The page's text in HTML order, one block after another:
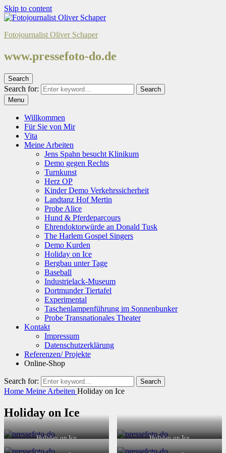
Skip to content
Fotojournalist Oliver Schaper
www.pressefoto-do.de
Search
Search for:
Search
Menu
Willkommen
Für Sie von Mir
Vita
Meine Arbeiten
Jens Spahn besucht Klinikum
Demo gegen Rechts
Turnkunst
Herz OP
Kinder Demo Verkehrssicherheit
Landtanz Hof Mertin
Probe Alice
Hund & Pferdeparcours
Ehrendoktorwürde an Donald Tusk
The Harlem Gospel Singers
Demo Kurden
Holiday on Ice
Bergbau unter Tage
Baseball
Industrielack-Museum
Dortmunder Tiertafel
Experimental
Taschenlampenführung im Sonnenbunker
Probe Transnationales Theater
Kontakt
Impressum
Datenschutzerklärung
Referenzen/ Projekte
Online-Shop
Search for: Search
Home Meine Arbeiten Holiday on Ice
Holiday on Ice
Holiday on Ice Holiday on Ice